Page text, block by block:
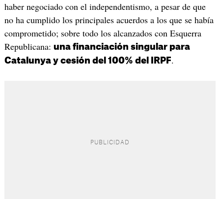
haber negociado con el independentismo, a pesar de que
no ha cumplido los principales acuerdos a los que se había
comprometido; sobre todo los alcanzados con Esquerra
Republicana: una financiación singular para
Catalunya y cesión del 100% del IRPF.